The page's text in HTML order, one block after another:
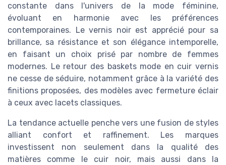
constante dans l'univers de la mode féminine,
évoluant en harmonie avec les préférences
contemporaines. Le vernis noir est apprécié pour sa
brillance, sa résistance et son élégance intemporelle,
en faisant un choix prisé par nombre de femmes
modernes. Le retour des baskets mode en cuir vernis
ne cesse de séduire, notamment grâce à la variété des
finitions proposées, des modèles avec fermeture éclair
à ceux avec lacets classiques.
La tendance actuelle penche vers une fusion de styles
alliant confort et raffinement. Les marques
investissent non seulement dans la qualité des
matières comme le cuir noir, mais aussi dans la